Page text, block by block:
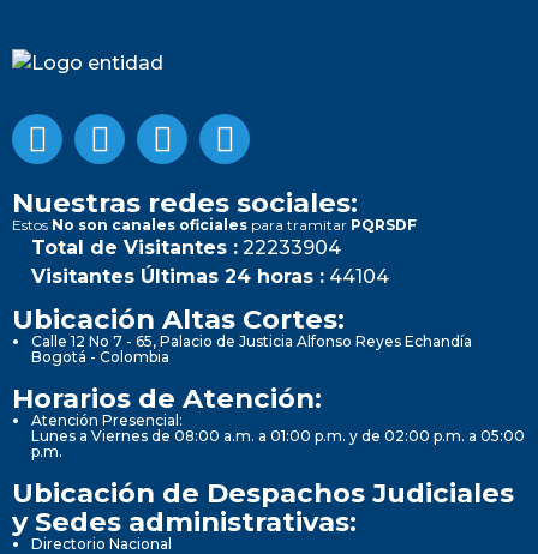
Nuestras redes sociales:
Estos No son canales oficiales para tramitar PQRSDF
Total de Visitantes : 22233904
Visitantes Últimas 24 horas : 44104
Ubicación Altas Cortes:
Calle 12 No 7 - 65, Palacio de Justicia Alfonso Reyes Echandía
Bogotá - Colombia
Horarios de Atención:
Atención Presencial:
Lunes a Viernes de 08:00 a.m. a 01:00 p.m. y de 02:00 p.m. a 05:00
p.m.
Ubicación de Despachos Judiciales
y Sedes administrativas:
Directorio Nacional